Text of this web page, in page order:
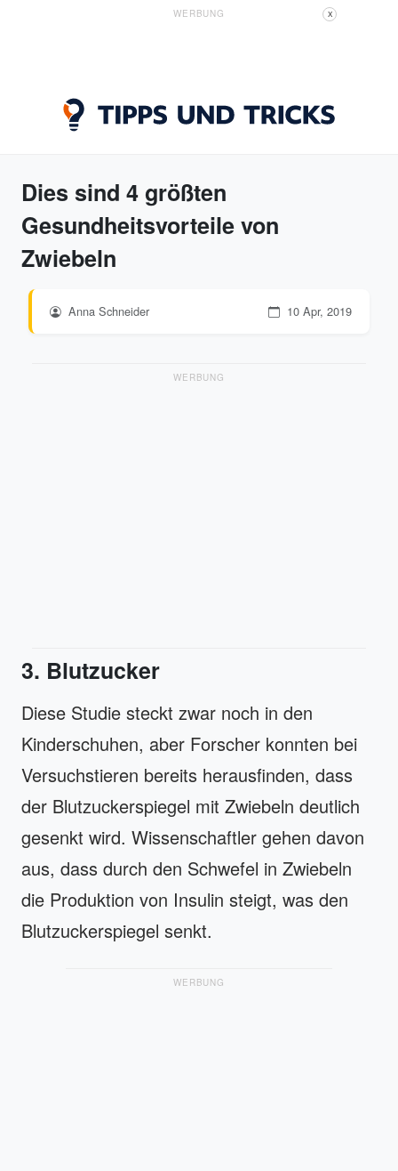
WERBUNG X
Dies sind 4 größten
Gesundheitsvorteile von
Zwiebeln
Anna Schneider 10 Apr, 2019
WERBUNG
3. Blutzucker
Diese Studie steckt zwar noch in den
Kinderschuhen, aber Forscher konnten bei
Versuchstieren bereits herausfinden, dass
der Blutzuckerspiegel mit Zwiebeln deutlich
gesenkt wird. Wissenschaftler gehen davon
aus, dass durch den Schwefel in Zwiebeln
die Produktion von Insulin steigt, was den
Blutzuckerspiegel senkt.
WERBUNG